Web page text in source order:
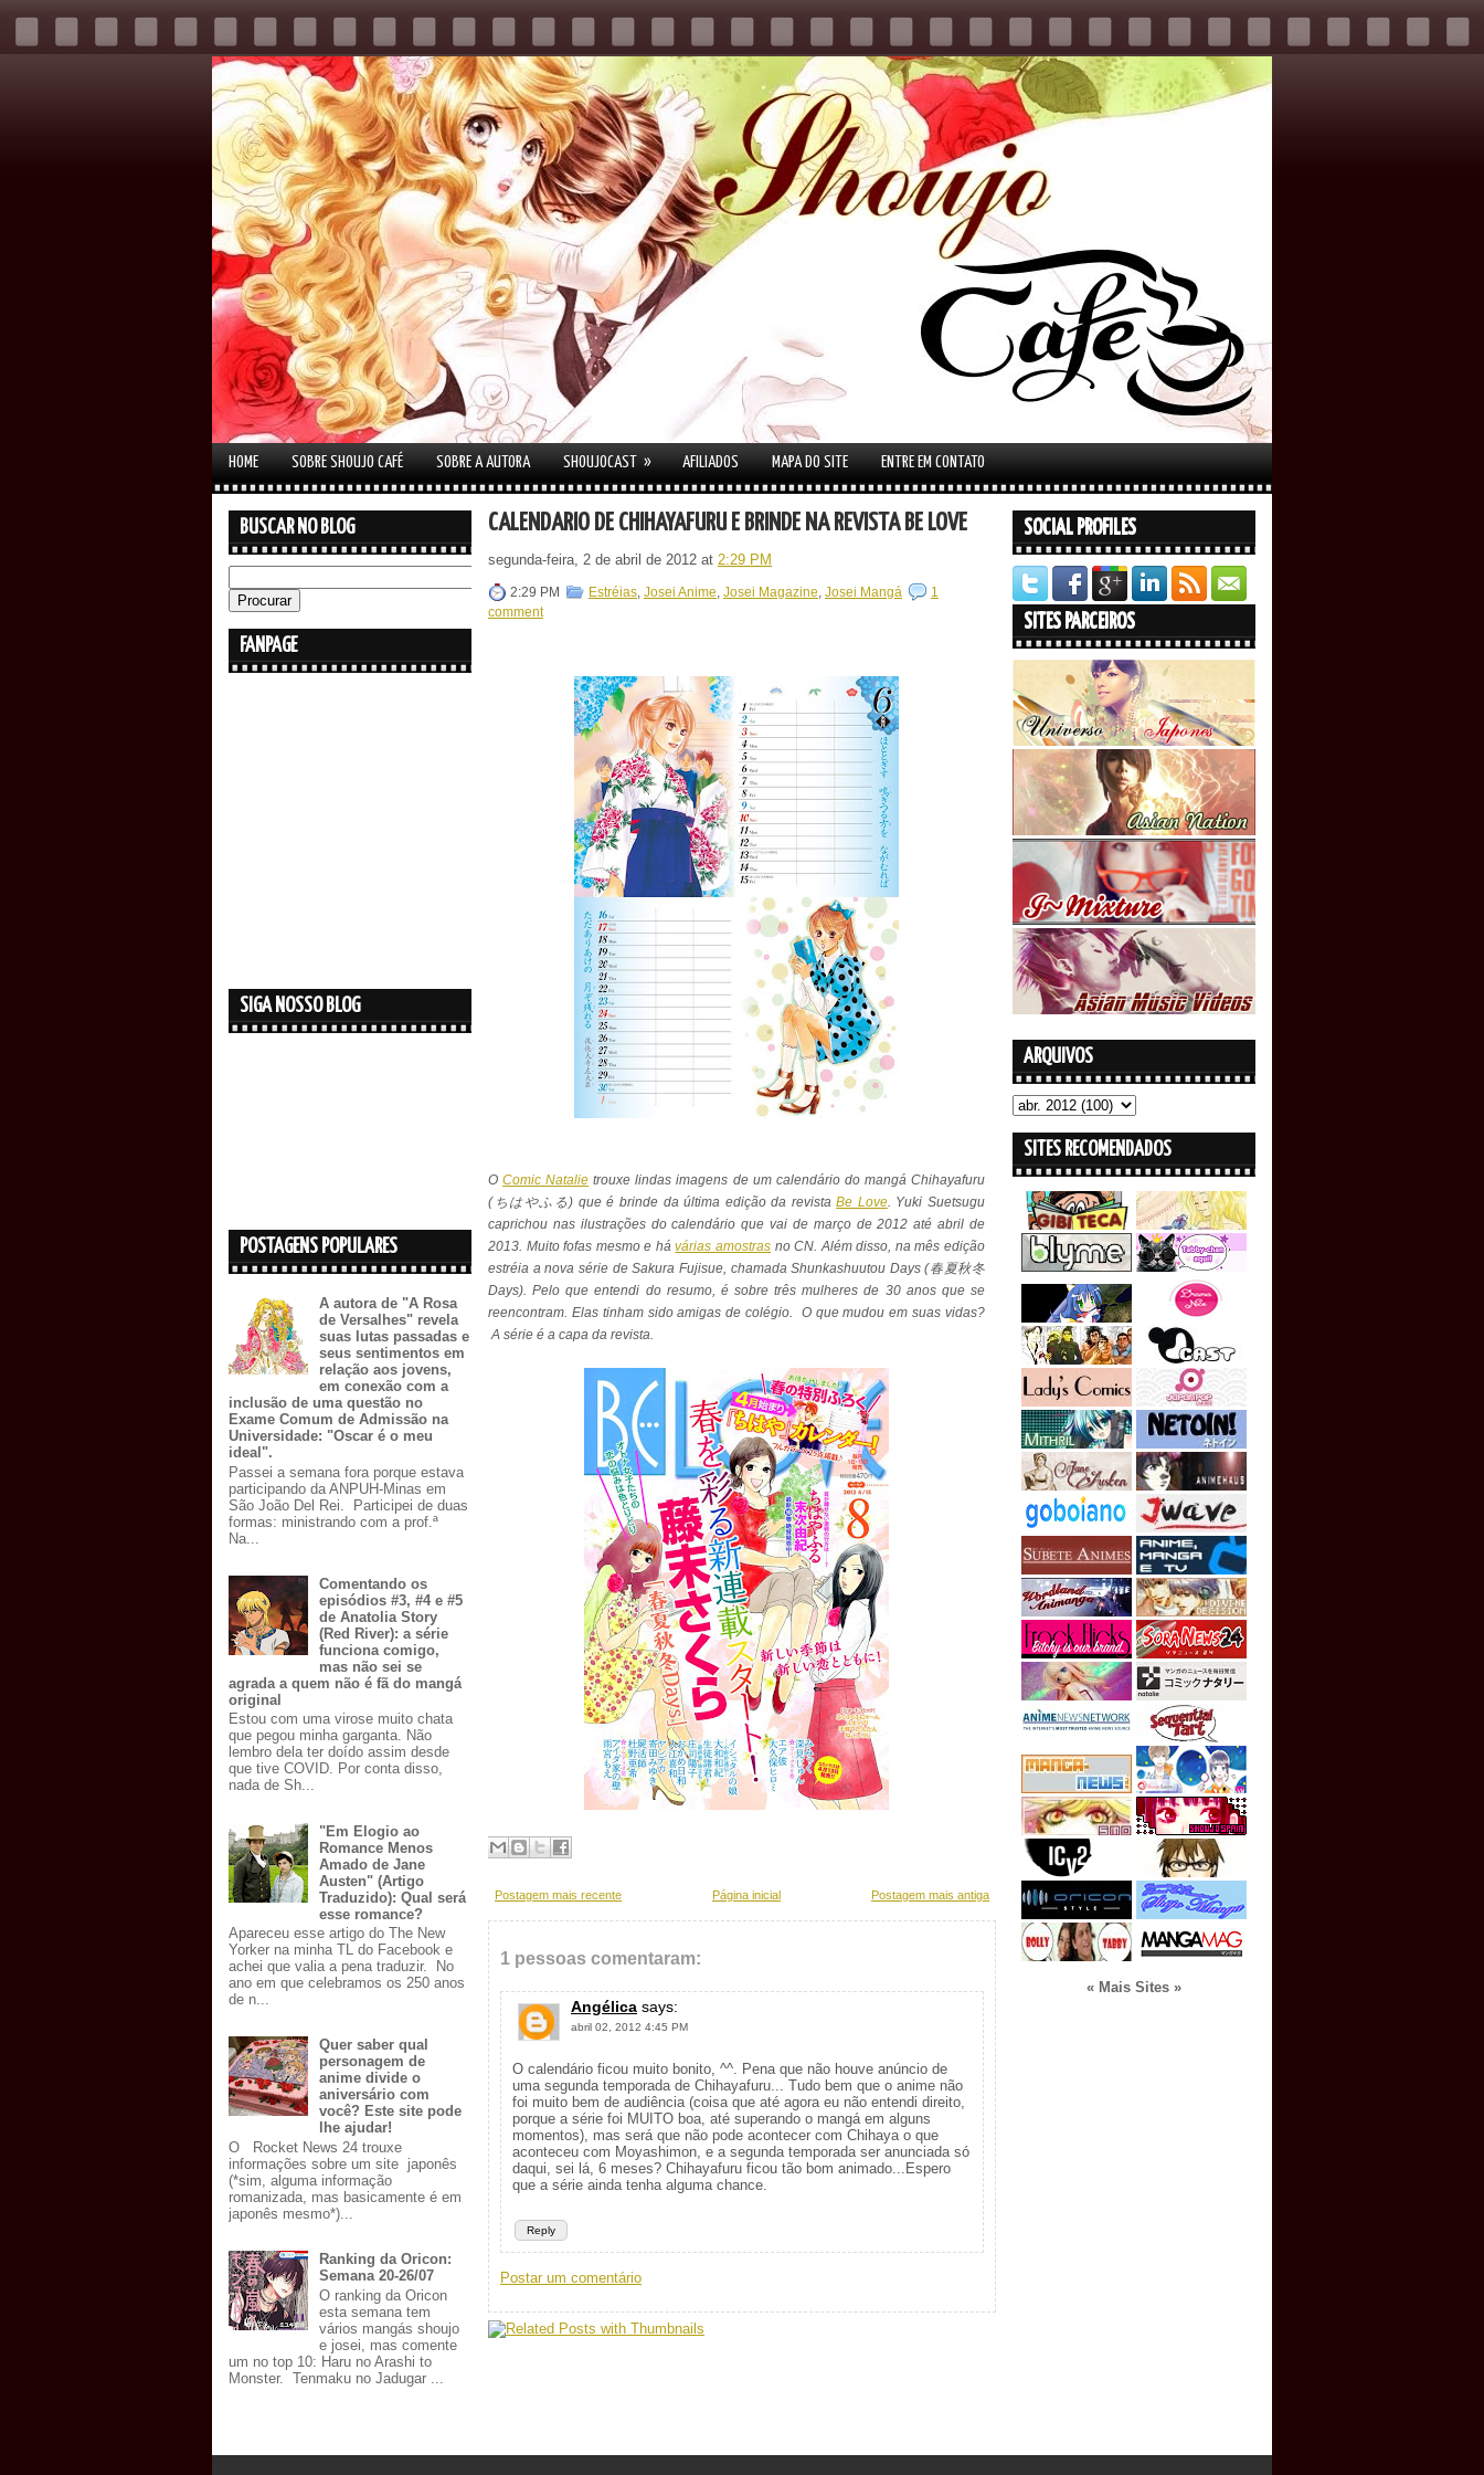
HOME SOBRE SHOUJO CAFÉ SOBRE A AUTORA SHOUJOCAST » AFILIADOS MAPA DO SITE ENTRE EM CONTATO
BUSCAR NO BLOG
FANPAGE
SIGA NOSSO BLOG
POSTAGENS POPULARES
A autora de "A Rosa
de Versalhes" revela
suas lutas passadas e
seus sentimentos em
relação aos jovens,
em conexão com a
inclusão de uma questão no
Exame Comum de Admissão na
Universidade: "Oscar é o meu
ideal".
Passei a semana fora porque estava
participando da ANPUH-Minas em
São João Del Rei. Participei de duas
formas: ministrando com a prof.ª
Na...
Comentando os
episódios #3, #4 e #5
de Anatolia Story
(Red River): a série
funciona comigo,
mas não sei se
agrada a quem não é fã do mangá
original
Estou com uma virose muito chata
que pegou minha garganta. Não
lembro dela ter doído assim desde
que tive COVID. Por conta disso,
nada de Sh...
"Em Elogio ao
Romance Menos
Amado de Jane
Austen" (Artigo
Traduzido): Qual será
esse romance?
Apareceu esse artigo do The New
Yorker na minha TL do Facebook e
achei que valia a pena traduzir. No
ano em que celebramos os 250 anos
de n...
Quer saber qual
personagem de
anime divide o
aniversário com
você? Este site pode
lhe ajudar!
O Rocket News 24 trouxe
informações sobre um site japonês
(*sim, alguma informação
romanizada, mas basicamente é em
japonês mesmo*)...
Ranking da Oricon:
Semana 20-26/07
O ranking da Oricon
esta semana tem
vários mangás shoujo
e josei, mas comente
um no top 10: Haru no Arashi to
Monster. Tenmaku no Jadugar ...
CALENDÁRIO DE CHIHAYAFURU É BRINDE NA REVISTA BE LOVE
segunda-feira, 2 de abril de 2012 at 2:29 PM
2:29 PM Estréias, Josei Anime, Josei Magazine, Josei Mangá
1
comment
OComic Natalie trouxe lindas imagens de um calendário do mangá Chihayafuru
(ちはやふる) que é brinde da última edição da revistaBe Love. Yuki Suetsugu
caprichou nas ilustrações do calendário que vai de março de 2012 até abril de
2013. Muito fofas mesmo e hávárias amostras no CN. Além disso, na mês edição
estréia a nova série de Sakura Fujisue, chamada Shunkashuutou Days (春夏秋冬
Days). Pelo que entendi do resumo, é sobre três mulheres de 30 anos que se
reencontram. Elas tinham sido amigas de colégio. O que mudou em suas vidas?
A série é a capa da revista.
Postagem mais recente Postagem mais antiga
Página inicial
1 pessoas comentaram:
Angélica says:
abril 02, 2012 4:45 PM
Reply
O calendário ficou muito bonito, ^^. Pena que não houve anúncio de
uma segunda temporada de Chihayafuru... Tudo bem que o anime não
foi muito bem de audiência (coisa que até agora eu não entendi direito,
porque a série foi MUITO boa, até superando o mangá em alguns
momentos), mas será que não pode acontecer com Chihaya o que
aconteceu com Moyashimon, e a segunda temporada ser anunciada só
daqui, sei lá, 6 meses? Chihayafuru ficou tão bom animado...Espero
que a série ainda tenha alguma chance.
Postar um comentário
SOCIAL PROFILES
SITES PARCEIROS
ARQUIVOS
SITES RECOMENDADOS
« Mais Sites »